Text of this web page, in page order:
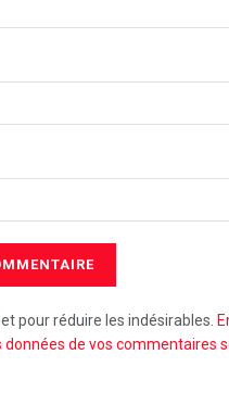
pour réduire les indésirables.
données de vos commentaires